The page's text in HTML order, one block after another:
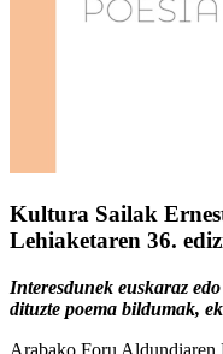
Kultura Sailak
Lehiaketaren 36.
Interesdunek euskaraz
dituzte poema bildumak,
Arabako Foru